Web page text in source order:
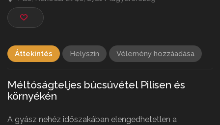
Pilis, Rákóczi út 40, 2721 Magyarország
Áttekintés Helyszín Vélemény hozzáadása
Méltóságteljes búcsúvétel Pilisen és
környékén
A gyász nehéz időszakában elengedhetetlen a